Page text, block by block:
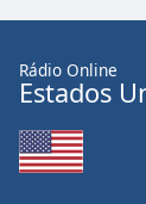
Rádio Online
Estados